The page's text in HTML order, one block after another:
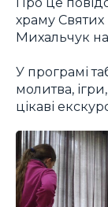
храму Святих
Михальчук на
У програмі
молитва,
цікаві